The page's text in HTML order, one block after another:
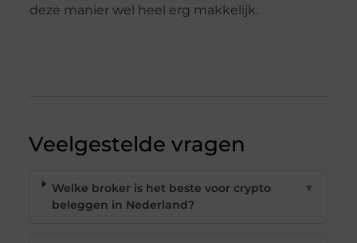
deze manier wel heel erg makkelijk.
Veelgestelde vragen
Welke broker is het beste voor crypto
beleggen in Nederland?
▼